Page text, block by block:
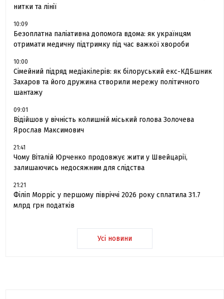
нитки та лінії
10:09
Безоплатна паліативна допомога вдома: як українцям
отримати медичну підтримку під час важкої хвороби
10:00
Сімейний підряд медіакілерів: як білоруський екс-КДБшник
Захаров та його дружина створили мережу політичного
шантажу
09:01
Відійшов у вічність колишній міський голова Золочева
Ярослав Максимович
21:41
Чому Віталій Юрченко продовжує жити у Швейцарії,
залишаючись недосяжним для слідства
21:21
Філіп Морріс у першому півріччі 2026 року сплатила 31.7
млрд грн податків
Усі новини